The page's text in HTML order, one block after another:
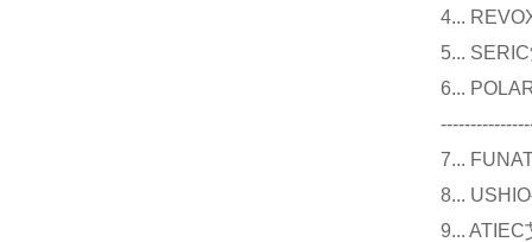
4...
5...
6...
7...
8...
9...